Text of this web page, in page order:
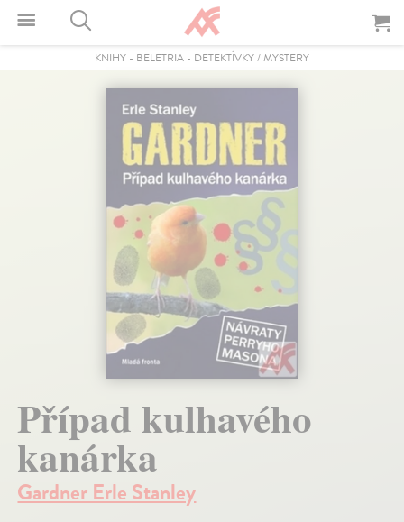
KNIHY - BELETRIA - DETEKTÍVKY / MYSTERY
Případ kulhavého
kanárka
Gardner Erle Stanley